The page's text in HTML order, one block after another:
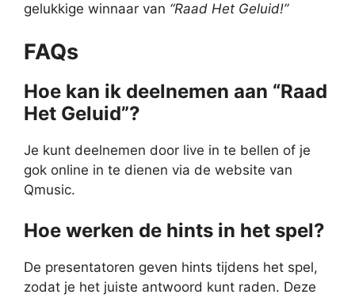
gelukkige winnaar van “Raad Het Geluid!”
FAQs
Hoe kan ik deelnemen aan “Raad
Het Geluid”?
Je kunt deelnemen door live in te bellen of je
gok online in te dienen via de website van
Qmusic.
Hoe werken de hints in het spel?
De presentatoren geven hints tijdens het spel,
zodat je het juiste antwoord kunt raden. Deze